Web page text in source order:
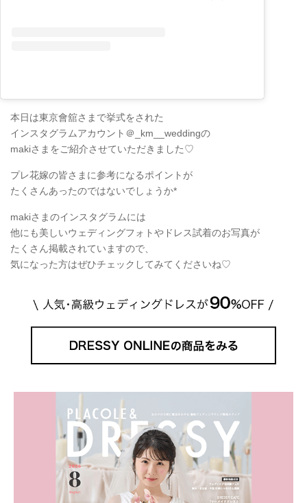
本日は東京會舘さまで挙式をされた
インスタグラムアカウント＠_km__wedding の
makiさまをご紹介させていただきました♡
プレ花嫁の皆さまに参考になるポイントが
たくさんあったのではないでしょうか*
makiさまのインスタグラムには
他にも美しいウェディングフォトやドレス試着のお写真が
たくさん掲載されていますので、
気になった方はぜひチェックしてみてくださいね♡